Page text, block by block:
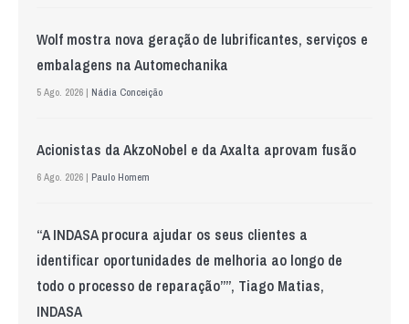
Wolf mostra nova geração de lubrificantes, serviços e
embalagens na Automechanika
5 Ago. 2026 | Nádia Conceição
Acionistas da AkzoNobel e da Axalta aprovam fusão
6 Ago. 2026 | Paulo Homem
“A INDASA procura ajudar os seus clientes a
identificar oportunidades de melhoria ao longo de
todo o processo de reparação””, Tiago Matias,
INDASA